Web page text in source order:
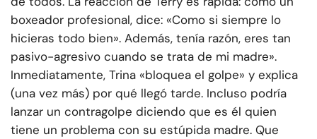
boxeador profesional, dice: «Como si siempre lo
hicieras todo bien». Además, tenía razón, eres tan
pasivo-agresivo cuando se trata de mi madre».
Inmediatamente, Trina «bloquea el golpe» y explica
(una vez más) por qué llegó tarde. Incluso podría
lanzar un contragolpe diciendo que es él quien
tiene un problema con su estúpida madre. Que